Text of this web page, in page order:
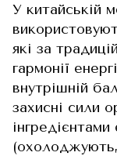
У китайській
які за
гармонії
внутрішній
захисні сили